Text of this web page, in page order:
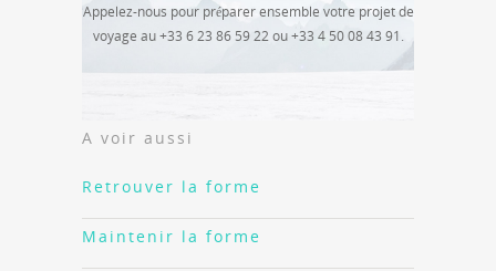
Appelez-nous pour préparer ensemble votre projet de
voyage au +33 6 23 86 59 22 ou +33 4 50 08 43 91.
A voir aussi
Retrouver la forme
Maintenir la forme